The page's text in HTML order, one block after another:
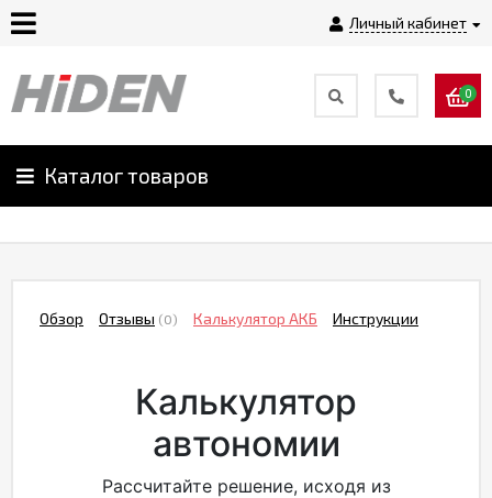
Личный кабинет
Главная
О
Оплата
0
Каталог товаров
Обзор Отзывы (0) Калькулятор АКБ Инструкции
Калькулятор
автономии
Рассчитайте решение, исходя из